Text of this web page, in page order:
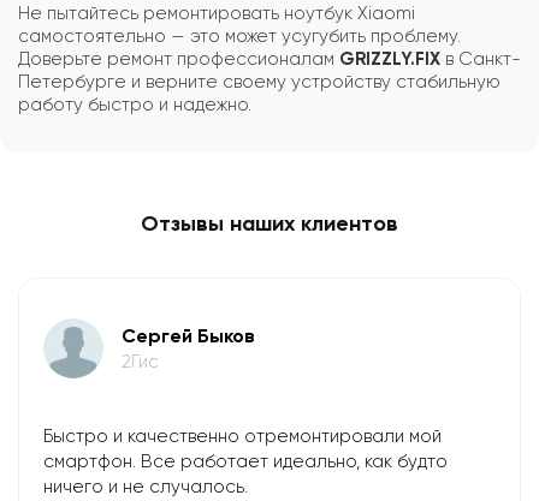
Не пытайтесь ремонтировать ноутбук Xiaomi
самостоятельно — это может усугубить проблему.
Доверьте ремонт профессионалам GRIZZLY.FIX в Санкт-
Петербурге и верните своему устройству стабильную
работу быстро и надежно.
Отзывы наших клиентов
​Сергей Быков
2Гис
Быстро и качественно отремонтировали мой
смартфон. Все работает идеально, как будто
ничего и не случалось.